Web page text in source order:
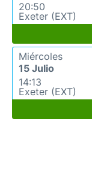
20:50
Exeter (EXT)
Miércoles
15 Julio
14:13
Exeter (EXT)